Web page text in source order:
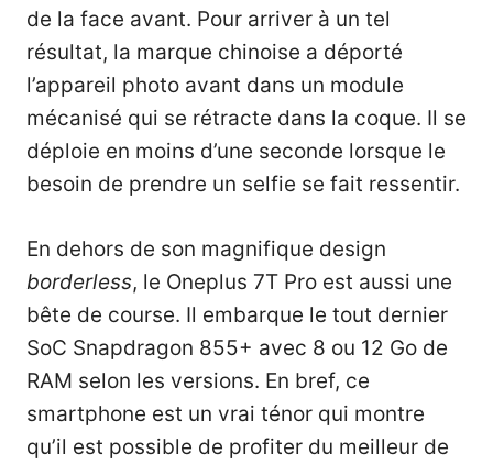
de la face avant. Pour arriver à un tel
résultat, la marque chinoise a déporté
l’appareil photo avant dans un module
mécanisé qui se rétracte dans la coque. Il se
déploie en moins d’une seconde lorsque le
besoin de prendre un selfie se fait ressentir.
En dehors de son magnifique design
borderless, le Oneplus 7T Pro est aussi une
bête de course. Il embarque le tout dernier
SoC Snapdragon 855+ avec 8 ou 12 Go de
RAM selon les versions. En bref, ce
smartphone est un vrai ténor qui montre
qu’il est possible de profiter du meilleur de